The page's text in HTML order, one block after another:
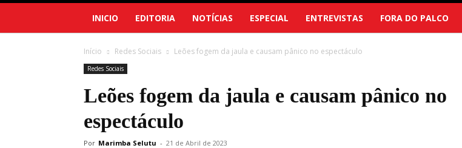
INICIO EDITORIA NOTÍCIAS ESPECIAL ENTREVISTAS FORA DO PALCO
Início Redes Sociais Leões fogem da jaula e causam pânico no espectáculo
Redes Sociais
Leões fogem da jaula e causam pânico no
espectáculo
Por Marimba Selutu - 21 de Abril de 2023